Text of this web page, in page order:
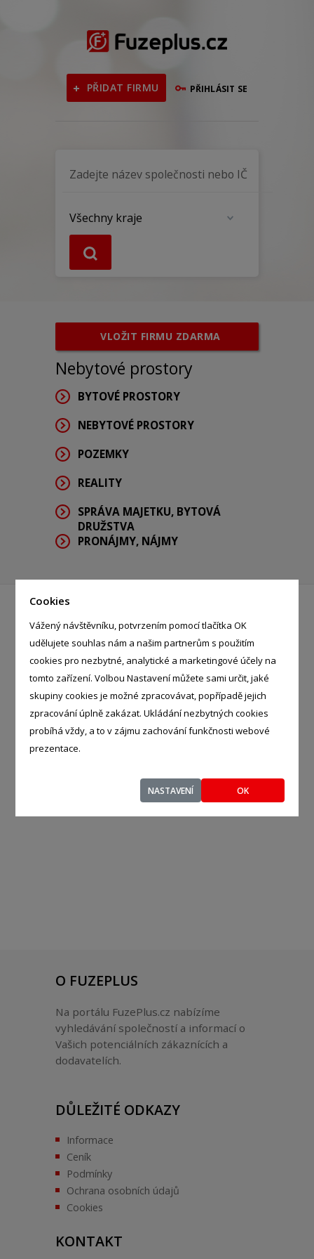
Cookies
Vážený návštěvníku, potvrzením pomocí tlačítka OK
udělujete souhlas nám a našim partnerům s použitím
cookies pro nezbytné, analytické a marketingové účely na
tomto zařízení. Volbou Nastavení můžete sami určit, jaké
skupiny cookies je možné zpracovávat, popřípadě jejich
zpracování úplně zakázat. Ukládání nezbytných cookies
probíhá vždy, a to v zájmu zachování funkčnosti webové
prezentace.
NASTAVENÍ OK
PŘIDAT FIRMU PŘIHLÁSIT SE
VLOŽIT FIRMU ZDARMA
Nebytové prostory
BYTOVÉ PROSTORY
NEBYTOVÉ PROSTORY
POZEMKY
REALITY
SPRÁVA MAJETKU, BYTOVÁ
DRUŽSTVA
PRONÁJMY, NÁJMY
O FUZEPLUS
Na portálu FuzePlus.cz nabízíme
vyhledávání společností a informací o
Vašich potenciálních zákaznících a
dodavatelích.
DŮLEŽITÉ ODKAZY
Informace
Ceník
Podmínky
Ochrana osobních údajů
Cookies
KONTAKT